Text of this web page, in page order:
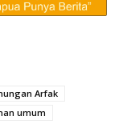
Arfak
umum